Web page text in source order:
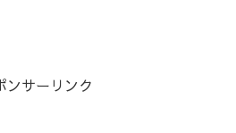
ンサーリンク